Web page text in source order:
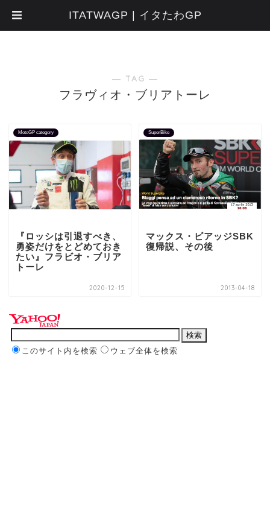
― TAG ―
フラヴィオ・ブリアトーレ
MotoGP category
『ロッシは引退すべき、
勇姿だけをとどめておき
たい』フラビオ・ブリア
トーレ
2020-12-15
SuperBike
マックス・ビアッジSBK
復帰説、その後
2013-04-18
このサイト内を検索 ウェブ全体を検索
ITATWAGP | イタたわGP